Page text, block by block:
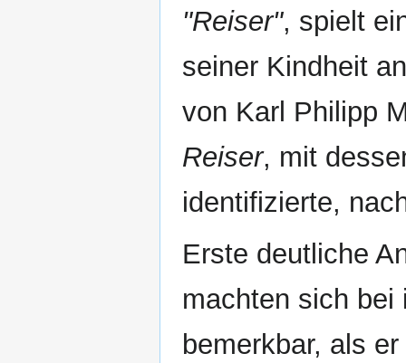
"Reiser", spielt
seiner Kindheit
von Karl Philipp
Reiser, mit
identifizierte,
Erste deutliche
machten sich bei
bemerkbar, als